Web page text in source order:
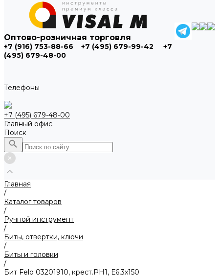
Оптово-розничная торговля
+7 (916) 753-88-66 +7 (495) 679-99-42
+7
(495) 679-48-00
Телефоны
+7 (495) 679-48-00
Главный офис
Поиск
Главная
/
Каталог товаров
/
Ручной инструмент
/
Биты, отвертки, ключи
/
Биты и головки
/
Бит Felo 03201910, крест.PН1, Е6,3х150